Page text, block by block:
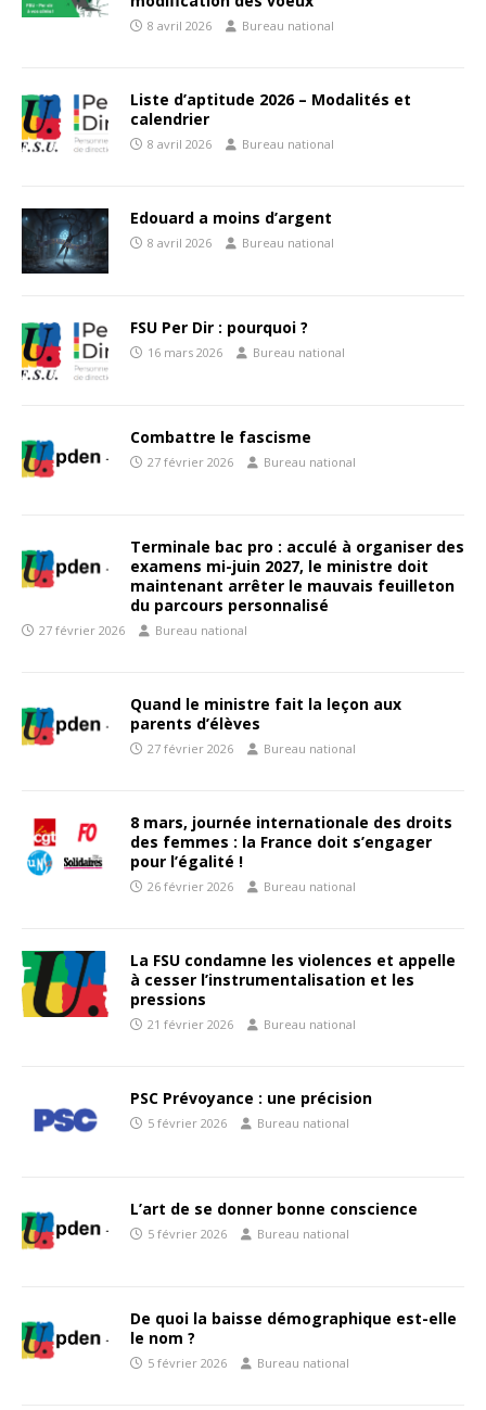
8 avril 2026 Bureau national
Liste d’aptitude 2026 – Modalités et
calendrier
8 avril 2026 Bureau national
Edouard a moins d’argent
8 avril 2026 Bureau national
FSU Per Dir : pourquoi ?
16 mars 2026 Bureau national
Combattre le fascisme
27 février 2026 Bureau national
Terminale bac pro : acculé à organiser des
examens mi-juin 2027, le ministre doit
maintenant arrêter le mauvais feuilleton
du parcours personnalisé
27 février 2026 Bureau national
Quand le ministre fait la leçon aux
parents d’élèves
27 février 2026 Bureau national
8 mars, journée internationale des droits
des femmes : la France doit s’engager
pour l’égalité !
26 février 2026 Bureau national
La FSU condamne les violences et appelle
à cesser l’instrumentalisation et les
pressions
21 février 2026 Bureau national
PSC Prévoyance : une précision
5 février 2026 Bureau national
L’art de se donner bonne conscience
5 février 2026 Bureau national
De quoi la baisse démographique est-elle
le nom ?
5 février 2026 Bureau national